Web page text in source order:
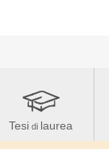
Tesi di laurea